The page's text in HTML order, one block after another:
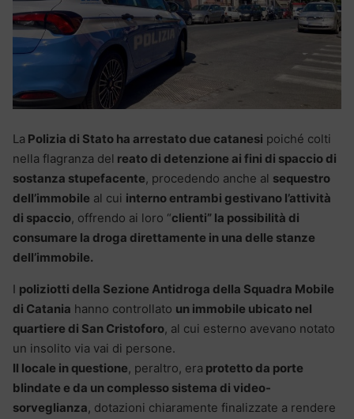
La Polizia di Stato ha arrestato due catanesi poiché colti
nella flagranza del reato di detenzione ai fini di spaccio di
sostanza stupefacente, procedendo anche al sequestro
dell’immobile al cui interno entrambi gestivano l’attività
di spaccio, offrendo ai loro “clienti” la possibilità di
consumare la droga direttamente in una delle stanze
dell’immobile.
I poliziotti della Sezione Antidroga della Squadra Mobile
di Catania hanno controllato un immobile ubicato nel
quartiere di San Cristoforo, al cui esterno avevano notato
un insolito via vai di persone.
Il locale in questione, peraltro, era protetto da porte
blindate e da un complesso sistema di video-
sorveglianza, dotazioni chiaramente finalizzate a rendere